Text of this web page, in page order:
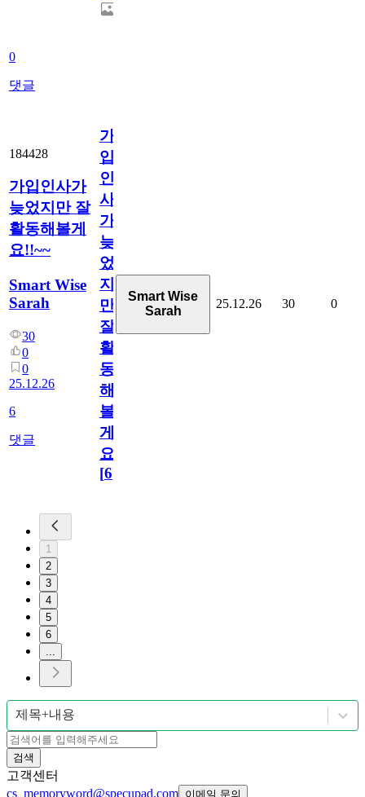
0
댓글
184428
가입인사가
늦었지만 잘
활동해볼게
요!!~~
Smart Wise
Sarah
30
0
0
25.12.26
6
댓글
가
입
인
사
가
늦
었
지
만
잘
활
동
해
볼
게
요!!~~
[6]
Smart Wise
Sarah
25.12.26 30 0
1
2
3
4
5
6
제목+내용
검색
고객센터
cs_memoryword@specupad.com 이메일 문의